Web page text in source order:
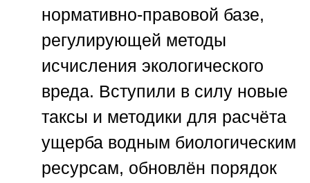
нормативно-правовой базе,
регулирующей методы
исчисления экологического
вреда. Вступили в силу новые
таксы и методики для расчёта
ущерба водным биологическим
ресурсам, обновлён порядок